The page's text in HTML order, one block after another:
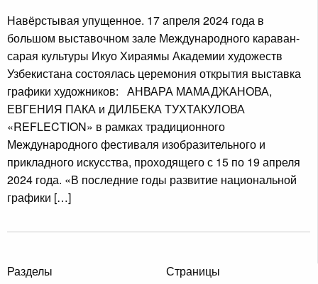
Навёрстывая упущенное. 17 апреля 2024 года в
большом выставочном зале Международного караван-
сарая культуры Икуо Хираямы Академии художеств
Узбекистана состоялась церемония открытия выставка
графики художников: АНВАРА МАМАДЖАНОВА,
ЕВГЕНИЯ ПАКА и ДИЛБЕКА ТУХТАКУЛОВА
«REFLECTION» в рамках традиционного
Международного фестиваля изобразительного и
прикладного искусства, проходящего с 15 по 19 апреля
2024 года. «В последние годы развитие национальной
графики […]
Разделы
Страницы